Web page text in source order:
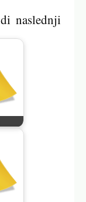
naslednji